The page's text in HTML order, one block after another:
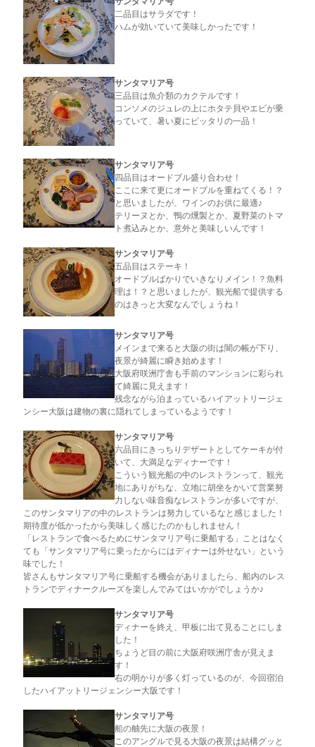
二品目はサラダです！
ハムが効いていて美味しかったです！
サンタマリア号
三品目は魚介類のカクテルです！
コンソメのジュレの上にホタテ貝やエビが乗
っていて、暑い夏にピッタリの一品！
サンタマリア号
四品目はオードブル盛り合わせ！
ここに来て更にオードブルを重ねてくる！？
と思いましたが、ワインのお供に最適♪
テリーヌとか、鴨の燻製とか、夏野菜のトマ
ト煮込みとか、意外と美味しいんです！
サンタマリア号
五品目はステーキ！
オードブルばかりでいきなりメイン！？魚料
理は！？と思いましたが、観光船で提供する
のはきっと大変なんでしょうね！
サンタマリア号
メインまで来ると大阪の街は闇の帳が下り、
夜景が綺麗に瞬き始めます！
大阪府咲洲庁舎も手前のマンションに彩られ
て綺麗に見えます！
残念ながら泊まっているハイアットリージェ
ンシー大阪は建物の裏に隠れてしまっているようです！
サンタマリア号
六品目にきっちりデザートとしてケーキが付
いて、大満足なディナーです！
こういう観光船の中のレストランって、観光
地にありがちな、立地に胡坐をかいて営業努
力しない味音痴なレストランが多いですが、
このサンタマリアの中のレストランは努力しているなと感じました！
期待度が低かったから美味しく感じたのかもしれません！
「レストランで食べるためにサンタマリア号に乗船する」ことはなく
ても「サンタマリア号に乗ったからにはディナーは外せない」という
味でした！
皆さんもサンタマリア号に乗船する機会がありましたら、船内のレス
トランでディナークルーズを楽しんでみてはいかがでしょうか♪
サンタマリア号
ディナーを終え、甲板に出て見ることにしま
した！
ちょうど目の前に大阪府咲洲庁舎が見えま
す！
右の明かりが多く灯っているのが、今回宿泊
したハイアットリージェンシー大阪です！
サンタマリア号
船の舳先に大阪の夜景！
このアングルで見る大阪の夜景は結構グッと